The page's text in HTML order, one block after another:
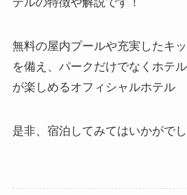
無料の屋内プールや充実したキ
を備え、パークだけでなくホテ
が楽しめるオフィシャルホテル
是非、宿泊してみてはいかがでし